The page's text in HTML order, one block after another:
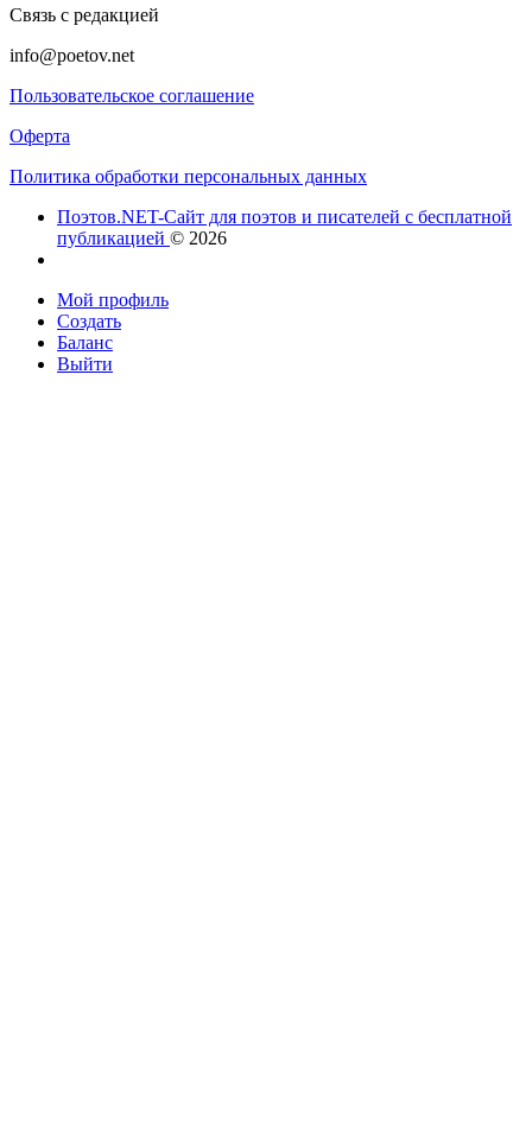
Связь с редакцией
info@poetov.net
Пользовательское соглашение
Оферта
Политика обработки персональных данных
Поэтов.NET-Сайт для поэтов и писателей с бесплатной
публикацией © 2026
Мой профиль
Создать
Баланс
Выйти